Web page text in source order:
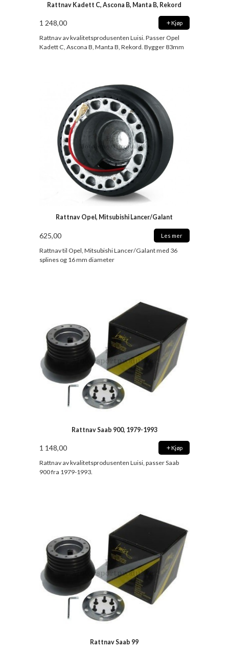
Rattnav Kadett C, Ascona B, Manta B, Rekord
1 248,00 Kjøp
Rattnav av kvalitetsprodusenten Luisi. Passer Opel
Kadett C, Ascona B, Manta B, Rekord. Bygger 83mm
Rattnav Opel, Mitsubishi Lancer/Galant
625,00 Les mer
Rattnav til Opel, Mitsubishi Lancer/Galant med 36
splines og 16 mm diameter
Rattnav Saab 900, 1979-1993
1 148,00 Kjøp
Rattnav av kvalitetsprodusenten Luisi, passer Saab
900 fra 1979-1993.
Rattnav Saab 99